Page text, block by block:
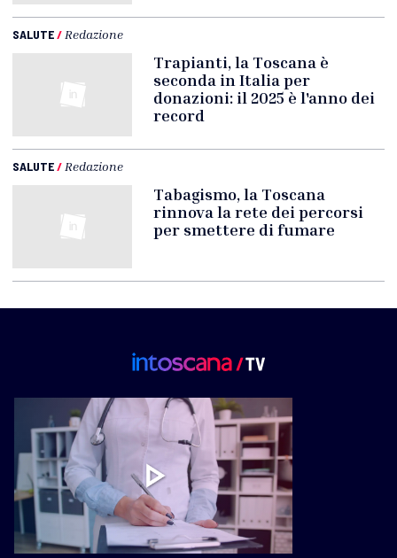
SALUTE/ Redazione
Trapianti, la Toscana è
seconda in Italia per
donazioni: il 2025 è l'anno dei
record
SALUTE/ Redazione
Tabagismo, la Toscana
rinnova la rete dei percorsi
per smettere di fumare